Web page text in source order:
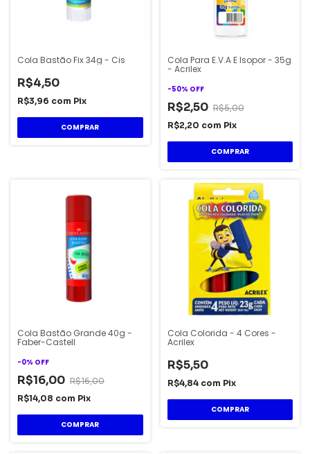
Cola Bastão Fix 34g - Cis
R$4,50
R$3,96 com Pix
Cola Para E.V.A E Isopor - 35g
- Acrilex
-50% OFF
R$2,50 R$5,00
R$2,20 com Pix
Cola Bastão Grande 40g -
Faber-Castell
-0% OFF
R$16,00 R$16,00
R$14,08 com Pix
Cola Colorida - 4 Cores -
Acrilex
R$5,50
R$4,84 com Pix